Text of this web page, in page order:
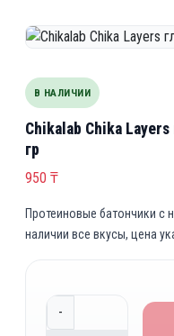
В НАЛИЧИИ
Chikalab Chika
гр
950 ₸
Протеиновые батончики с
наличии все вкусы, цена
-
К
о